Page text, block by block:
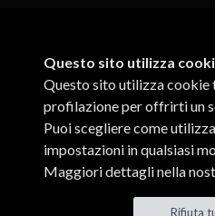
Questo sito utilizza
Questo sito utilizza cookie
profilazione per offrirti un
Puoi scegliere come
impostazioni in qualsiasi
Maggiori dettagli nella
Rifiuta